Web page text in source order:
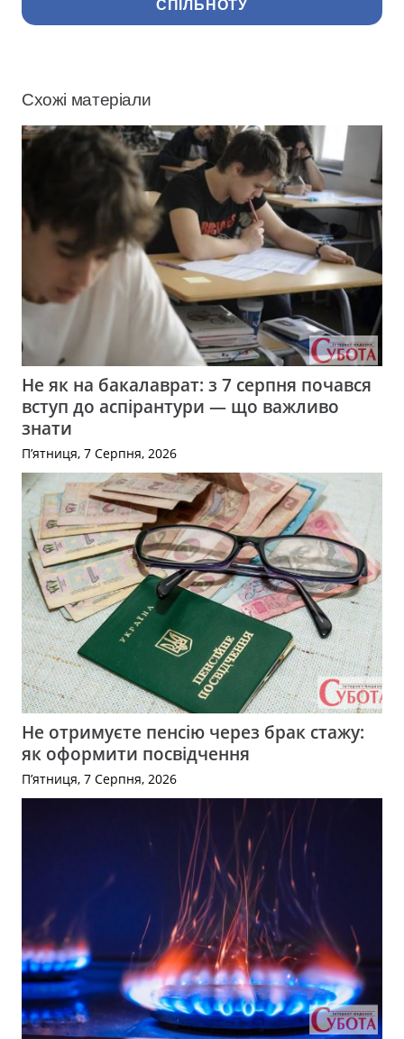
СПІЛЬНОТУ
Схожі матеріали
Не як на бакалаврат: з 7 серпня почався
вступ до аспірантури — що важливо
знати
П’ятниця, 7 Серпня, 2026
Не отримуєте пенсію через брак стажу:
як оформити посвідчення
П’ятниця, 7 Серпня, 2026